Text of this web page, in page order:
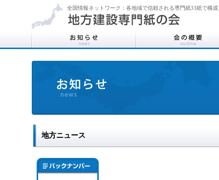
全国情報ネットワーク：各地域で信頼される専門紙33紙で構成
地方ニュース